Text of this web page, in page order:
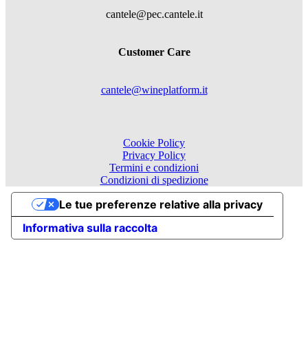
cantele@pec.cantele.it
Customer Care
cantele@wineplatform.it
Cookie Policy
Privacy Policy
Termini e condizioni
Condizioni di spedizione
Informativa sulla raccolta
Le tue preferenze relative alla privacy